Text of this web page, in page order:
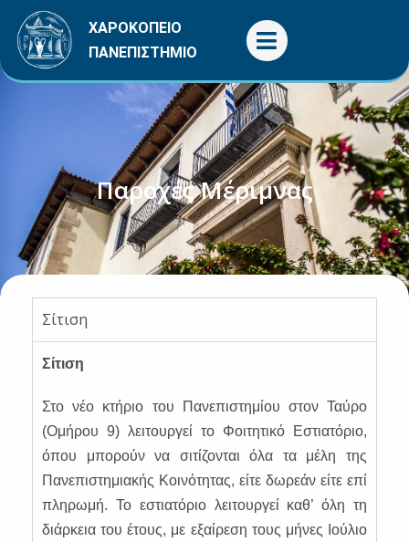
Μετάβαση
στο
περιεχόμενο
ΧΑΡΟΚΟΠΕΙΟ
ΠΑΝΕΠΙΣΤΗΜΙΟ
Παροχές Μέριμνας
Σίτιση
Σίτιση
Στο νέο κτήριο του Πανεπιστημίου στον Ταύρο
(Ομήρου 9) λειτουργεί το Φοιτητικό Εστιατόριο,
όπου μπορούν να σιτίζονται όλα τα μέλη της
Πανεπιστημιακής Κοινότητας, είτε δωρεάν είτε επί
πληρωμή. Το εστιατόριο λειτουργεί καθ’ όλη τη
διάρκεια του έτους, με εξαίρεση τους μήνες Ιούλιο